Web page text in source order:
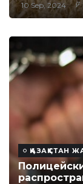
10 Sep, 2024
ҚАЗАҚСТАН